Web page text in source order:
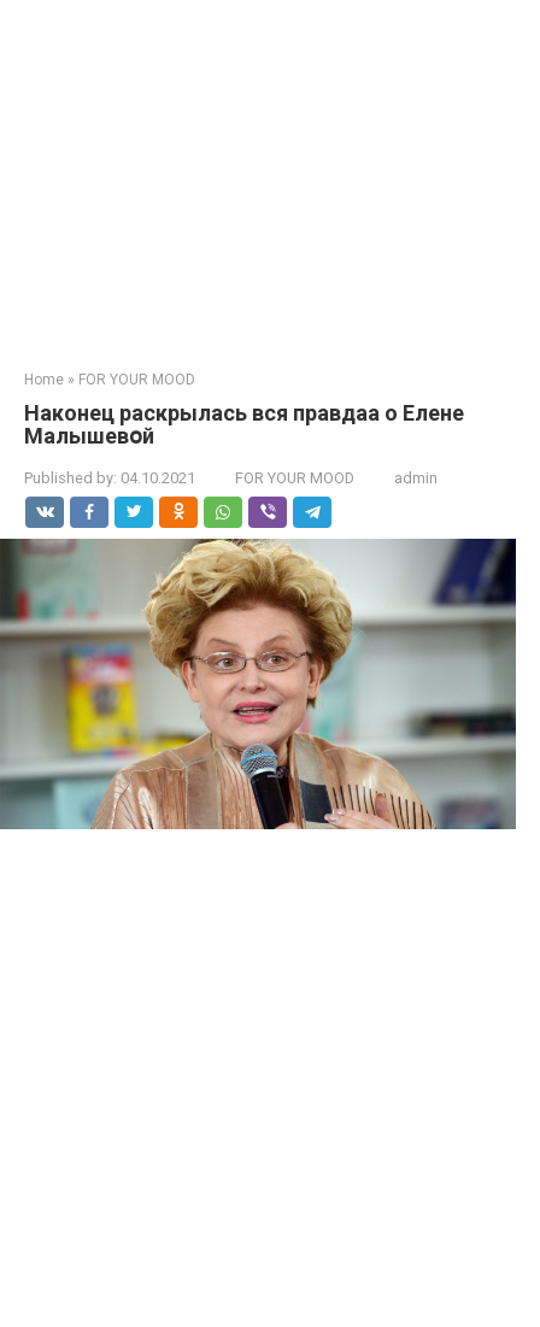
Home » FOR YOUR MOOD
Наконец раскрылась вся прaвдaа о Елeнe
Мaлышевօй
Published by: 04.10.2021 FOR YOUR MOOD admin